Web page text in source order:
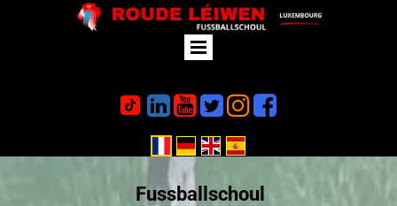
 
Fussballschoul